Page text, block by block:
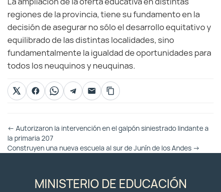
regiones de la provincia, tiene su fundamento en la
decisión de asegurar no sólo el desarrollo equitativo y
equilibrado de las distintas localidades, sino
fundamentalmente la igualdad de oportunidades para
todos los neuquinos y neuquinas.
Otras
Entradas
← Autorizaron la intervención en el galpón siniestrado lindante a
la primaria 207
Construyen una nueva escuela al sur de Junín de los Andes →
MINISTERIO DE EDUCACIÓN